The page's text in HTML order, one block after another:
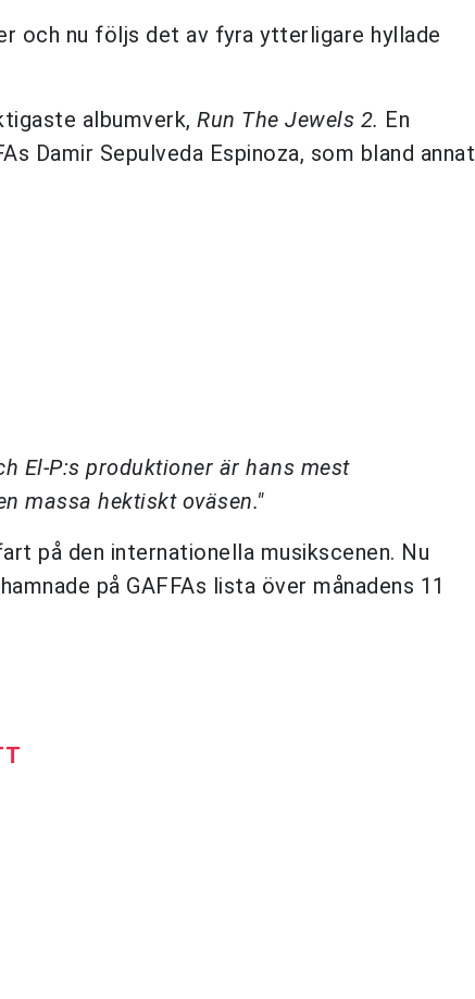
och nu följs det av fyra ytterligare hyllade
albumverk, Run The Jewels 2. En
Damir Sepulveda Espinoza, som bland annat
El-P:s produktioner är hans mest
massa hektiskt oväsen."
på den internationella musikscenen. Nu
på GAFFAs lista över månadens 11